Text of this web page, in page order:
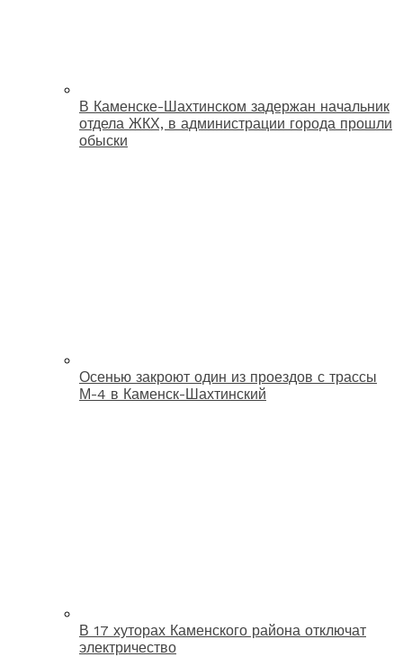
В Каменске-Шахтинском задержан начальник
отдела ЖКХ, в администрации города прошли
обыски
Осенью закроют один из проездов с трассы
М-4 в Каменск-Шахтинский
В 17 хуторах Каменского района отключат
электричество